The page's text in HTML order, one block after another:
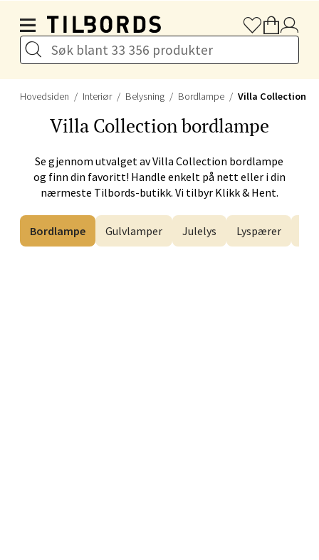
Hovedsiden Interiør Belysning Bordlampe Villa Collection
Villa Collection bordlampe
Se gjennom utvalget avVilla Collection bordlampe
og finn din favoritt! Handle enkelt på nett eller i din
nærmeste Tilbords-butikk. Vi tilbyr Klikk & Hent.
Bordlampe Gulvlamper Julelys Lyspærer
Stavanger og Sandnes -
Lars Hertervigs gate 6, 4005 Stavanger
Åpent i dag 10-20
Velg